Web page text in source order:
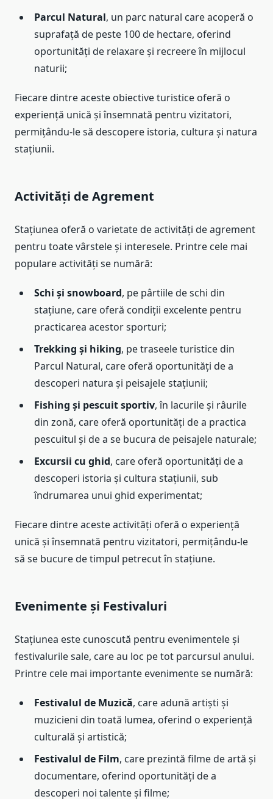
Parcul Natural, un parc natural care acoperă o
suprafață de peste 100 de hectare, oferind
oportunități de relaxare și recreere în mijlocul
naturii;
Fiecare dintre aceste obiective turistice oferă o
experiență unică și însemnată pentru vizitatori,
permițându-le să descopere istoria, cultura și natura
stațiunii.
Activități de Agrement
Stațiunea oferă o varietate de activități de agrement
pentru toate vârstele și interesele. Printre cele mai
populare activități se numără:
Schi și snowboard, pe pârtiile de schi din
stațiune, care oferă condiții excelente pentru
practicarea acestor sporturi;
Trekking și hiking, pe traseele turistice din
Parcul Natural, care oferă oportunități de a
descoperi natura și peisajele stațiunii;
Fishing și pescuit sportiv, în lacurile și râurile
din zonă, care oferă oportunități de a practica
pescuitul și de a se bucura de peisajele naturale;
Excursii cu ghid, care oferă oportunități de a
descoperi istoria și cultura stațiunii, sub
îndrumarea unui ghid experimentat;
Fiecare dintre aceste activități oferă o experiență
unică și însemnată pentru vizitatori, permițându-le
să se bucure de timpul petrecut în stațiune.
Evenimente și Festivaluri
Stațiunea este cunoscută pentru evenimentele și
festivalurile sale, care au loc pe tot parcursul anului.
Printre cele mai importante evenimente se numără:
Festivalul de Muzică, care adună artiști și
muzicieni din toată lumea, oferind o experiență
culturală și artistică;
Festivalul de Film, care prezintă filme de artă și
documentare, oferind oportunități de a
descoperi noi talente și filme;